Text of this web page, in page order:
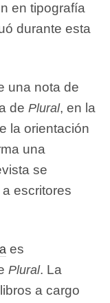
en tipografía
durante esta
una nota de
de Plural, en la
la orientación
una
se
escritores
es
Plural. La
a cargo